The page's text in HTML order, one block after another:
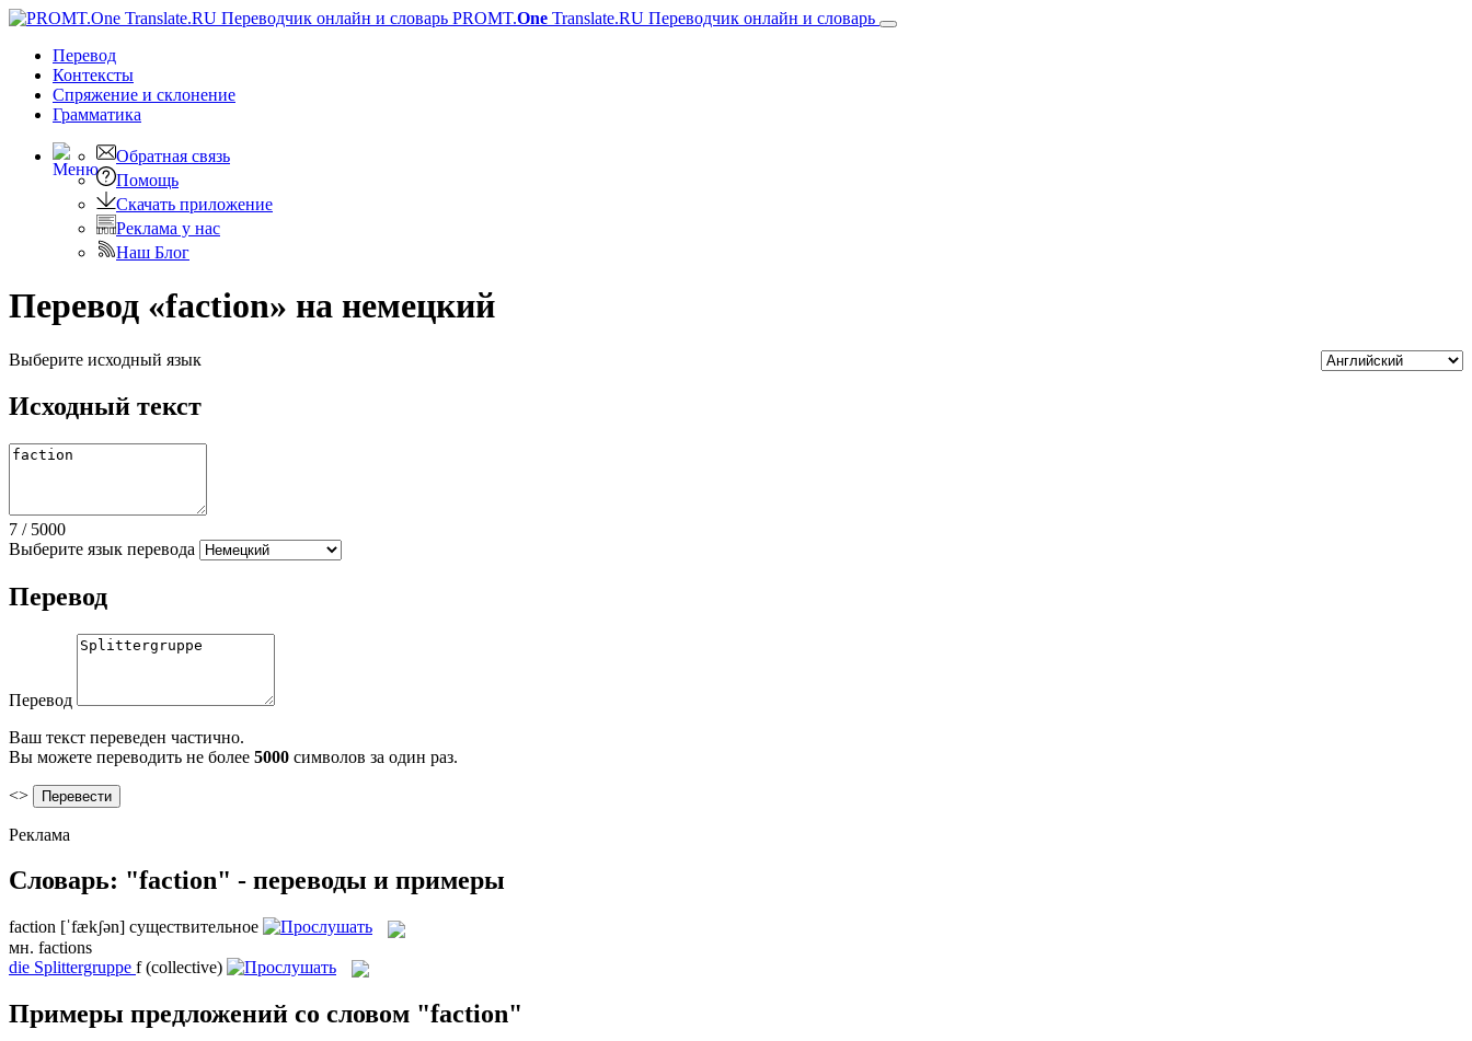
PROMT.One Translate.RU Переводчик онлайн и словарь
Перевод
Контексты
Спряжение и склонение
Грамматика
Обратная связь
Помощь
Скачать приложение
Реклама у нас
Наш Блог
Перевод «faction» на немецкий
Выберите исходный язык
Исходный текст
7 / 5000
Выберите язык перевода
Перевод
Перевод
Ваш текст переведен частично.
Вы можете переводить не более 5000 символов за один раз.
<>
Реклама
Словарь: "faction" - переводы и примеры
faction [ˈfækʃən] существительное
мн. factions
die Splittergruppe f (collective)
Примеры предложений со словом "faction"